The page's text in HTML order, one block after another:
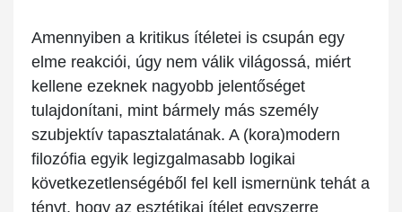
Amennyiben a kritikus ítéletei is csupán egy
elme reakciói, úgy nem válik világossá, miért
kellene ezeknek nagyobb jelentőséget
tulajdonítani, mint bármely más személy
szubjektív tapasztalatának. A (kora)modern
filozófia egyik legizgalmasabb logikai
következetlenségéből fel kell ismernünk tehát a
tényt, hogy az esztétikai ítélet egyszerre